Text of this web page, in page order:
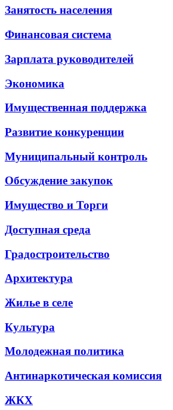
Занятость населения
Финансовая система
Зарплата руководителей
Экономика
Имущественная поддержка
Развитие конкуренции
Муниципальный контроль
Обсуждение закупок
Имущество и Торги
Доступная среда
Градостроительство
Архитектура
Жилье в селе
Культура
Молодежная политика
Антинаркотическая комиссия
ЖКХ